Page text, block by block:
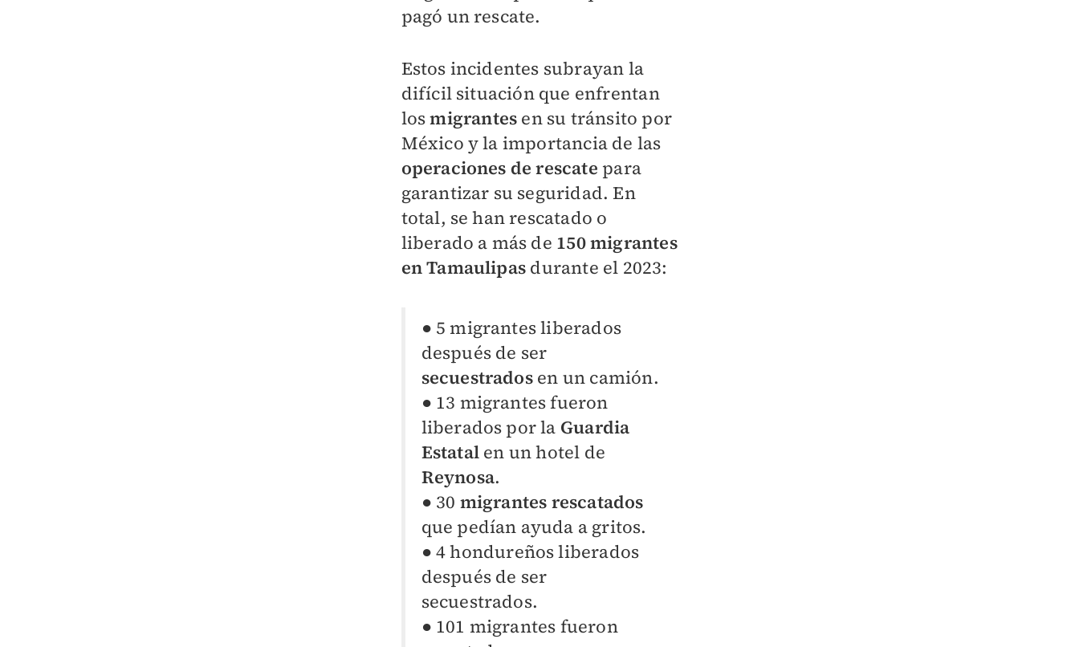
pagó un rescate.
Estos incidentes subrayan la
difícil situación que enfrentan
losmigrantes en su tránsito por
México y la importancia de las
operaciones de rescate para
garantizar su seguridad. En
total, se han rescatado o
liberado a más de 150 migrantes
en Tamaulipas durante el 2023:
● 5 migrantes liberados
después de ser
secuestradosen un camión.
● 13 migrantes fueron
liberados por la Guardia
Estatalen un hotel de
Reynosa.
● 30 migrantes rescatados
que pedían ayuda a gritos.
● 4 hondureños liberados
después de ser
secuestrados.
● 101 migrantes fueron